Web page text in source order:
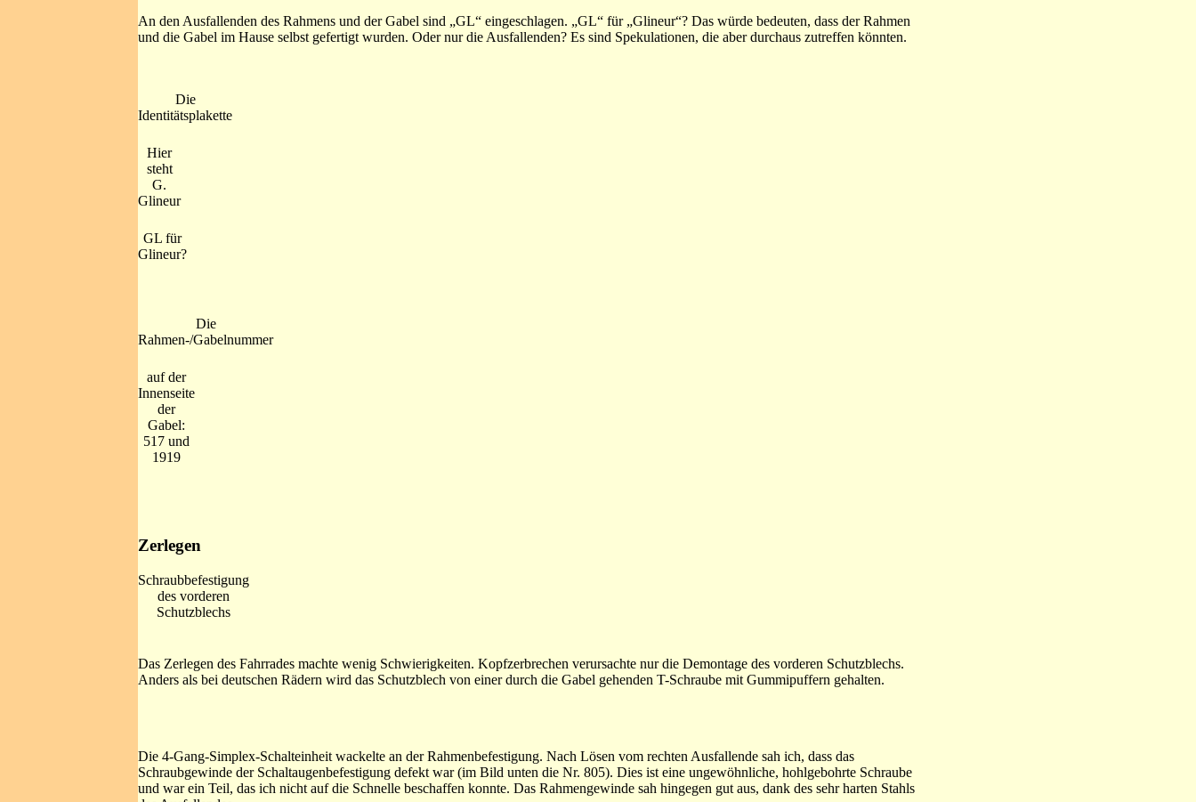
An den Ausfallenden des Rahmens und der Gabel sind „GL“ eingeschlagen. „GL“ für „Glineur“? Das würde bedeuten, dass der Rahmen
und die Gabel im Hause selbst gefertigt wurden. Oder nur die Ausfallenden? Es sind Spekulationen, die aber durchaus zutreffen könnten.
Die
Identitätsplakette
Hier
steht
G.
Glineur
GL für
Glineur?
Die
Rahmen-/Gabelnummer
auf der
Innenseite
der
Gabel:
517 und
1919
Zerlegen
Schraubbefestigung
des vorderen
Schutzblechs
Das Zerlegen des Fahrrades machte wenig Schwierigkeiten. Kopfzerbrechen verursachte nur die Demontage des vorderen Schutzblechs.
Anders als bei deutschen Rädern wird das Schutzblech von einer durch die Gabel gehenden T-Schraube mit Gummipuffern gehalten.
Die 4-Gang-Simplex-Schalteinheit wackelte an der Rahmenbefestigung. Nach Lösen vom rechten Ausfallende sah ich, dass das
Schraubgewinde der Schaltaugenbefestigung defekt war (im Bild unten die Nr. 805). Dies ist eine ungewöhnliche, hohlgebohrte Schraube
und war ein Teil, das ich nicht auf die Schnelle beschaffen konnte. Das Rahmengewinde sah hingegen gut aus, dank des sehr harten Stahls